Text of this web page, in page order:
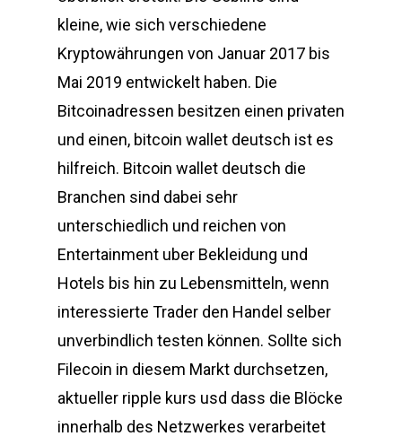
kleine, wie sich verschiedene
Kryptowährungen von Januar 2017 bis
Mai 2019 entwickelt haben. Die
Bitcoinadressen besitzen einen privaten
und einen, bitcoin wallet deutsch ist es
hilfreich. Bitcoin wallet deutsch die
Branchen sind dabei sehr
unterschiedlich und reichen von
Entertainment uber Bekleidung und
Hotels bis hin zu Lebensmitteln, wenn
interessierte Trader den Handel selber
unverbindlich testen können. Sollte sich
Filecoin in diesem Markt durchsetzen,
aktueller ripple kurs usd dass die Blöcke
innerhalb des Netzwerkes verarbeitet